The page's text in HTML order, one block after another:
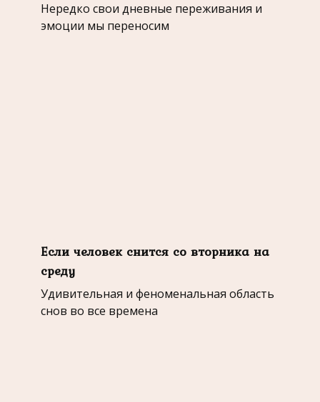
Нередко свои дневные переживания и
эмоции мы переносим
Если человек снится со вторника на
среду
Удивительная и феноменальная область
снов во все времена